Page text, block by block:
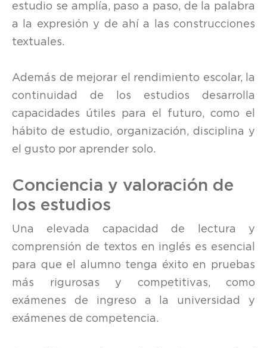
estudio se amplía, paso a paso, de la palabra
a la expresión y de ahí a las construcciones
textuales.
Además de mejorar el rendimiento escolar, la
continuidad de los estudios desarrolla
capacidades útiles para el futuro, como el
hábito de estudio, organización, disciplina y
el gusto por aprender solo.
Conciencia y valoración de
los estudios
Una elevada capacidad de lectura y
comprensión de textos en inglés es esencial
para que el alumno tenga éxito en pruebas
más rigurosas y competitivas, como
exámenes de ingreso a la universidad y
exámenes de competencia.